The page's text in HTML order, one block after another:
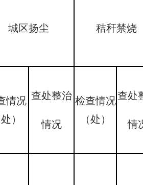
城区扬尘 秸秆禁烧
情况
处）
查处整治
情况
检查情况
（处）
查处
情